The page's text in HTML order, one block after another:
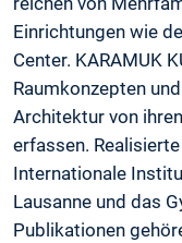
Einrichtungen wie
Center. KARAMUK
Raumkonzepten
Architektur von
erfassen.
Internationale
Lausanne und das
Publikationen